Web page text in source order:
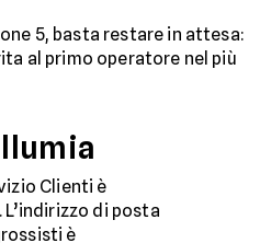
5, basta restare in attesa:
al primo operatore nel più
Clienti è
. L’indirizzo di posta
è